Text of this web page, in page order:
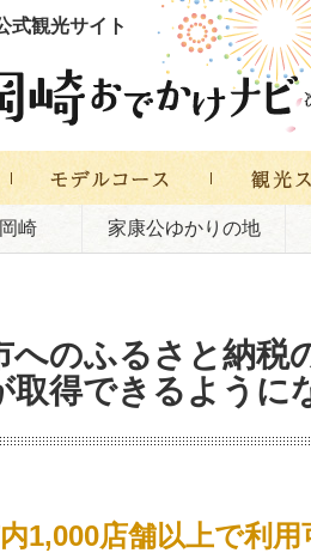
式観光サイト
崎 家康公ゆかりの地
へのふるさと納税
取得できるように
1,000店舗以上で利用